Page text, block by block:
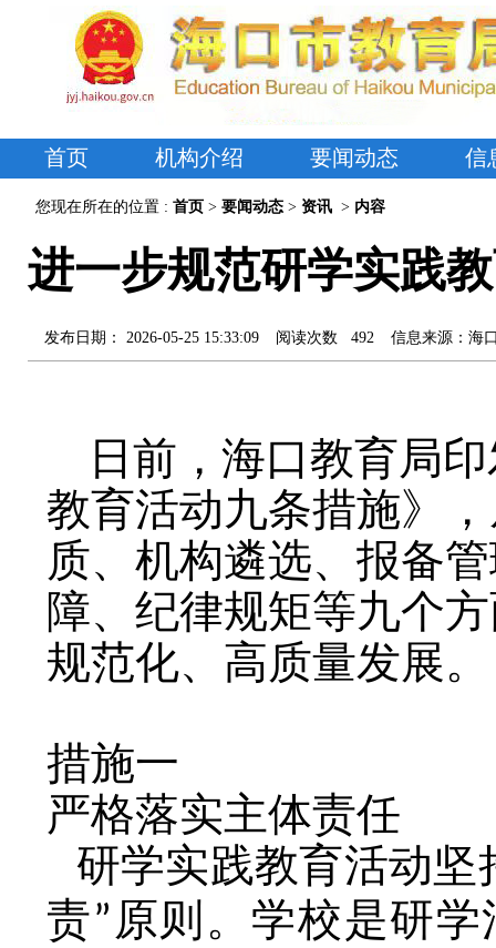
首页 机构介绍 要闻动态 信
您现在所在的位置 : 首页 > 要闻动态 > 资讯 > 内容
进一步规范研学实践
发布日期： 2026-05-25 15:33:09 阅读次数 492 信息来源： 海
日前，海口教育局
教育活动九条措施》
质、机构遴选、报备
障、纪律规矩等九个
规范化、高质量发展。
措施一
严格落实主体责任
研学实践教育活动坚
责” 原则。学校是研